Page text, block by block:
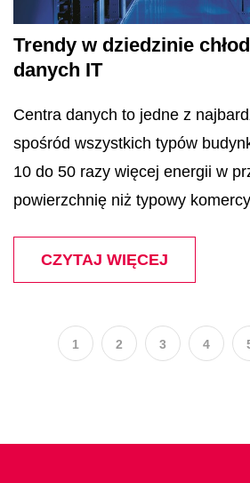
Trendy w dziedzinie
danych IT
Centra danych to jedne z
spośród wszystkich typów
10 do 50 razy więcej energii w
powierzchnię niż typowy
CZYTAJ WIĘCEJ
1 2 3 4